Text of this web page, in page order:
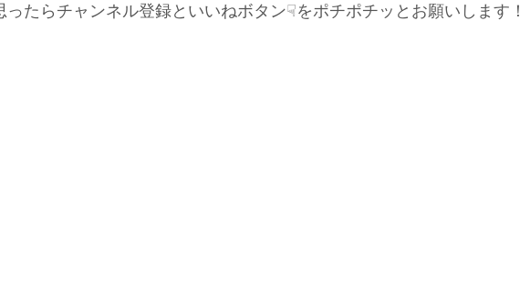
ったらチャンネル登録といいねボタン☟をポチポチッとお願いします！